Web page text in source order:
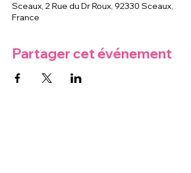
Sceaux, 2 Rue du Dr Roux, 92330 Sceaux,
France
Partager cet événement